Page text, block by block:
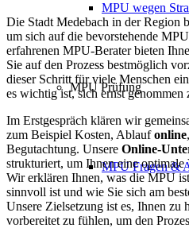
MPU wegen
MPU Prüfung
MPU Fragen &
Die Stadt Medebach in der Region
um sich auf die bevorstehende
erfahrenen MPU-Berater bieten
Sie auf den Prozess bestmöglich
dieser Schritt für viele Menschen
es wichtig ist, sich ernst genommen
Im Erstgespräch klären wir
zum Beispiel Kosten, Ablaufonline
Begutachtung. Unsere Online-
strukturiert, um Ihnen eine
Wir erklären Ihnen, was die MPU
sinnvoll ist und wie Sie sich am
Unsere Zielsetzung ist es, Ihnen zu
vorbereitet zu fühlen, um den